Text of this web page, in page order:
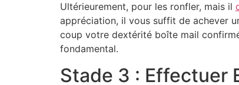
Ultérieurement, pour les ronfler, mais il
appréciation, il vous suffit de achever
coup votre dextérité boîte mail
fondamental.
Stade 3 : Effectuer